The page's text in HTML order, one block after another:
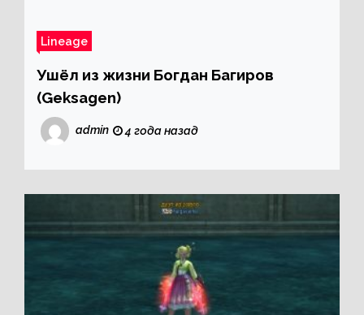
Lineage
Ушёл из жизни Богдан Багиров
(Geksagen)
admin 4 года назад